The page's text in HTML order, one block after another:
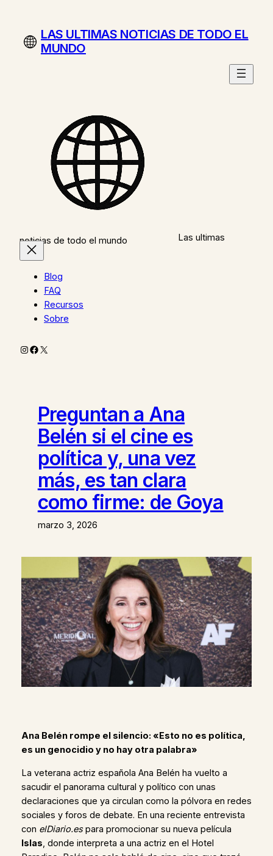
contenidoLAS ULTIMAS NOTICIAS DE TODO EL
MUNDO
Las ultimas
noticias de todo el mundo
Blog
FAQ
Recursos
Sobre
Instagram
Facebook
X
Preguntan a Ana
Belén si el cine es
política y, una vez
más, es tan clara
como firme: de Goya
marzo 3, 2026
Ana Belén rompe el silencio: «Esto no es política,
es un genocidio y no hay otra palabra»
La veterana actriz española Ana Belén ha vuelto a
sacudir el panorama cultural y político con unas
declaraciones que ya circulan como la pólvora en redes
sociales y foros de debate. En una reciente entrevista
con elDiario.espara promocionar su nueva película
Islas, donde interpreta a una actriz en el Hotel